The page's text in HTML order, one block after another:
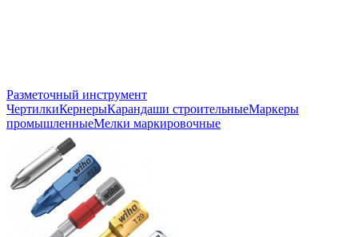
Разметочный инструмент
ЧертилкиКернерыКарандаши строительныеМаркеры
промышленныеМелки маркировочные